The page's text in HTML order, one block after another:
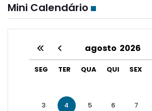
Mini Calendário
agosto 2026
SEG TER QUA QUI SEX
3
4 5 6 7